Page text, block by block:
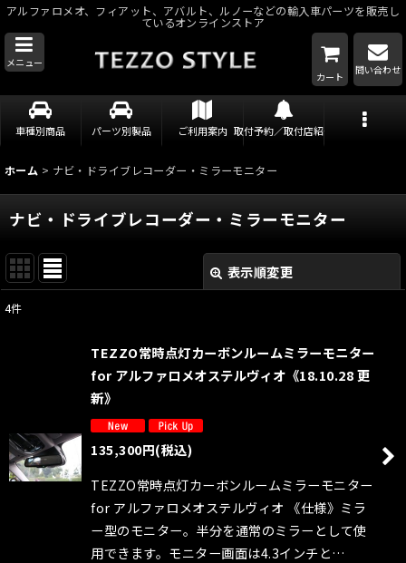
アルファロメオ、フィアット、アバルト、ルノーなどの輸入車パーツを販売し
ているオンラインストア
メニュー
カート
問い合わせ
車種別商品 パーツ別製品 ご利用案内 取付予約／取付店紹介
ホーム > ナビ・ドライブレコーダー・ミラーモニター
ナビ・ドライブレコーダー・ミラーモニター
表示順変更
絞り込む
4件
TEZZO常時点灯カーボンルームミラーモニター
for アルファロメオステルヴィオ《18.10.28 更
新》
135,300円(税込)
TEZZO常時点灯カーボンルームミラーモニター
for アルファロメオステルヴィオ 《仕様》ミラ
ー型のモニター。半分を通常のミラーとして使
用できます。モニター画面は4.3インチと…